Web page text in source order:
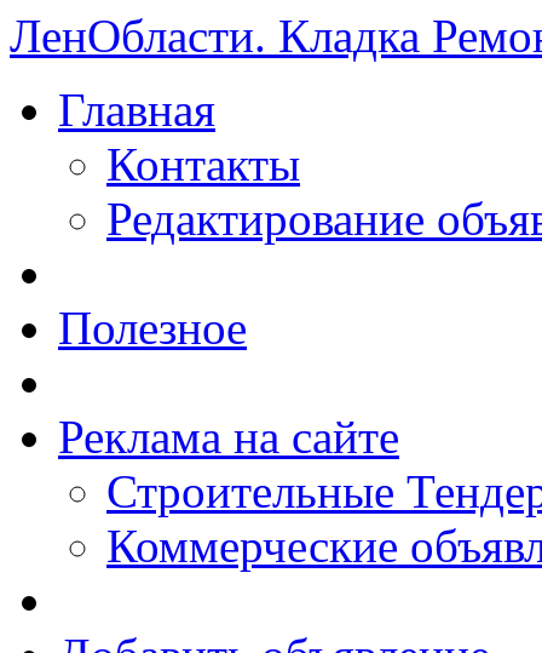
ЛенОбласти. Кладка
Главная
Контакты
Редактирование
Полезное
Реклама на сайте
Строительные
Коммерческие